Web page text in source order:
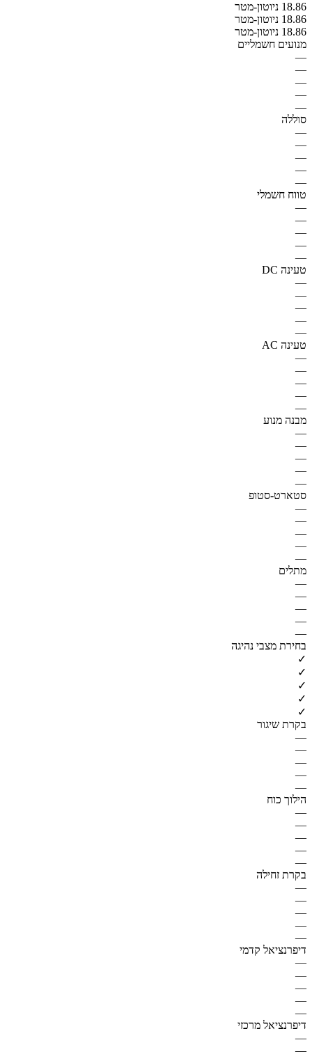
18.86 ניוטון-מטר
18.86 ניוטון-מטר
18.86 ניוטון-מטר
מנועים חשמליים
—
—
—
—
—
סוללה
—
—
—
—
—
טווח חשמלי
—
—
—
—
—
טעינה DC
—
—
—
—
—
טעינה AC
—
—
—
—
—
מבנה מנוע
—
—
—
—
—
סטארט-סטופ
—
—
—
—
—
מתלים
—
—
—
—
—
בחירת מצבי נהיגה
✓
✓
✓
✓
✓
בקרת שיגור
—
—
—
—
—
הילוך כוח
—
—
—
—
—
בקרת זחילה
—
—
—
—
—
דיפרנציאל קדמי
—
—
—
—
—
דיפרנציאל מרכזי
—
—